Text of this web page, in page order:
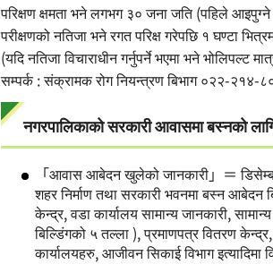
परिक्षण क्षमता भने लगभग ३० जना जति (पहिले आइपुग्ने
परीक्षणको नतिजा भने रगत परिक्ष गरेपछि १ घण्टा
(यदि नतिजा विचाराधीन गर्नुपर्ने भएमा भने भोलिपल्ट
सम्पर्क : संक्रामक रोग नियन्त्रण बिभाग ०२२-२१४-
नगरपालिकाको सरकारी आवासमा बस्नको
「आवास आबेदन खुलेको जानकारी」＝
शहर निर्माण तथा सरकारी भवनमा बस्न आबेदन
केन्द्र, वडा कार्यालय सामान्य जानकारी,
बिल्डिंगको ५ तल्ला ), प्रमाणपत्र वितरण
कार्यालयहरु, आजीवन सिकाई विभाग इत्यादिमा